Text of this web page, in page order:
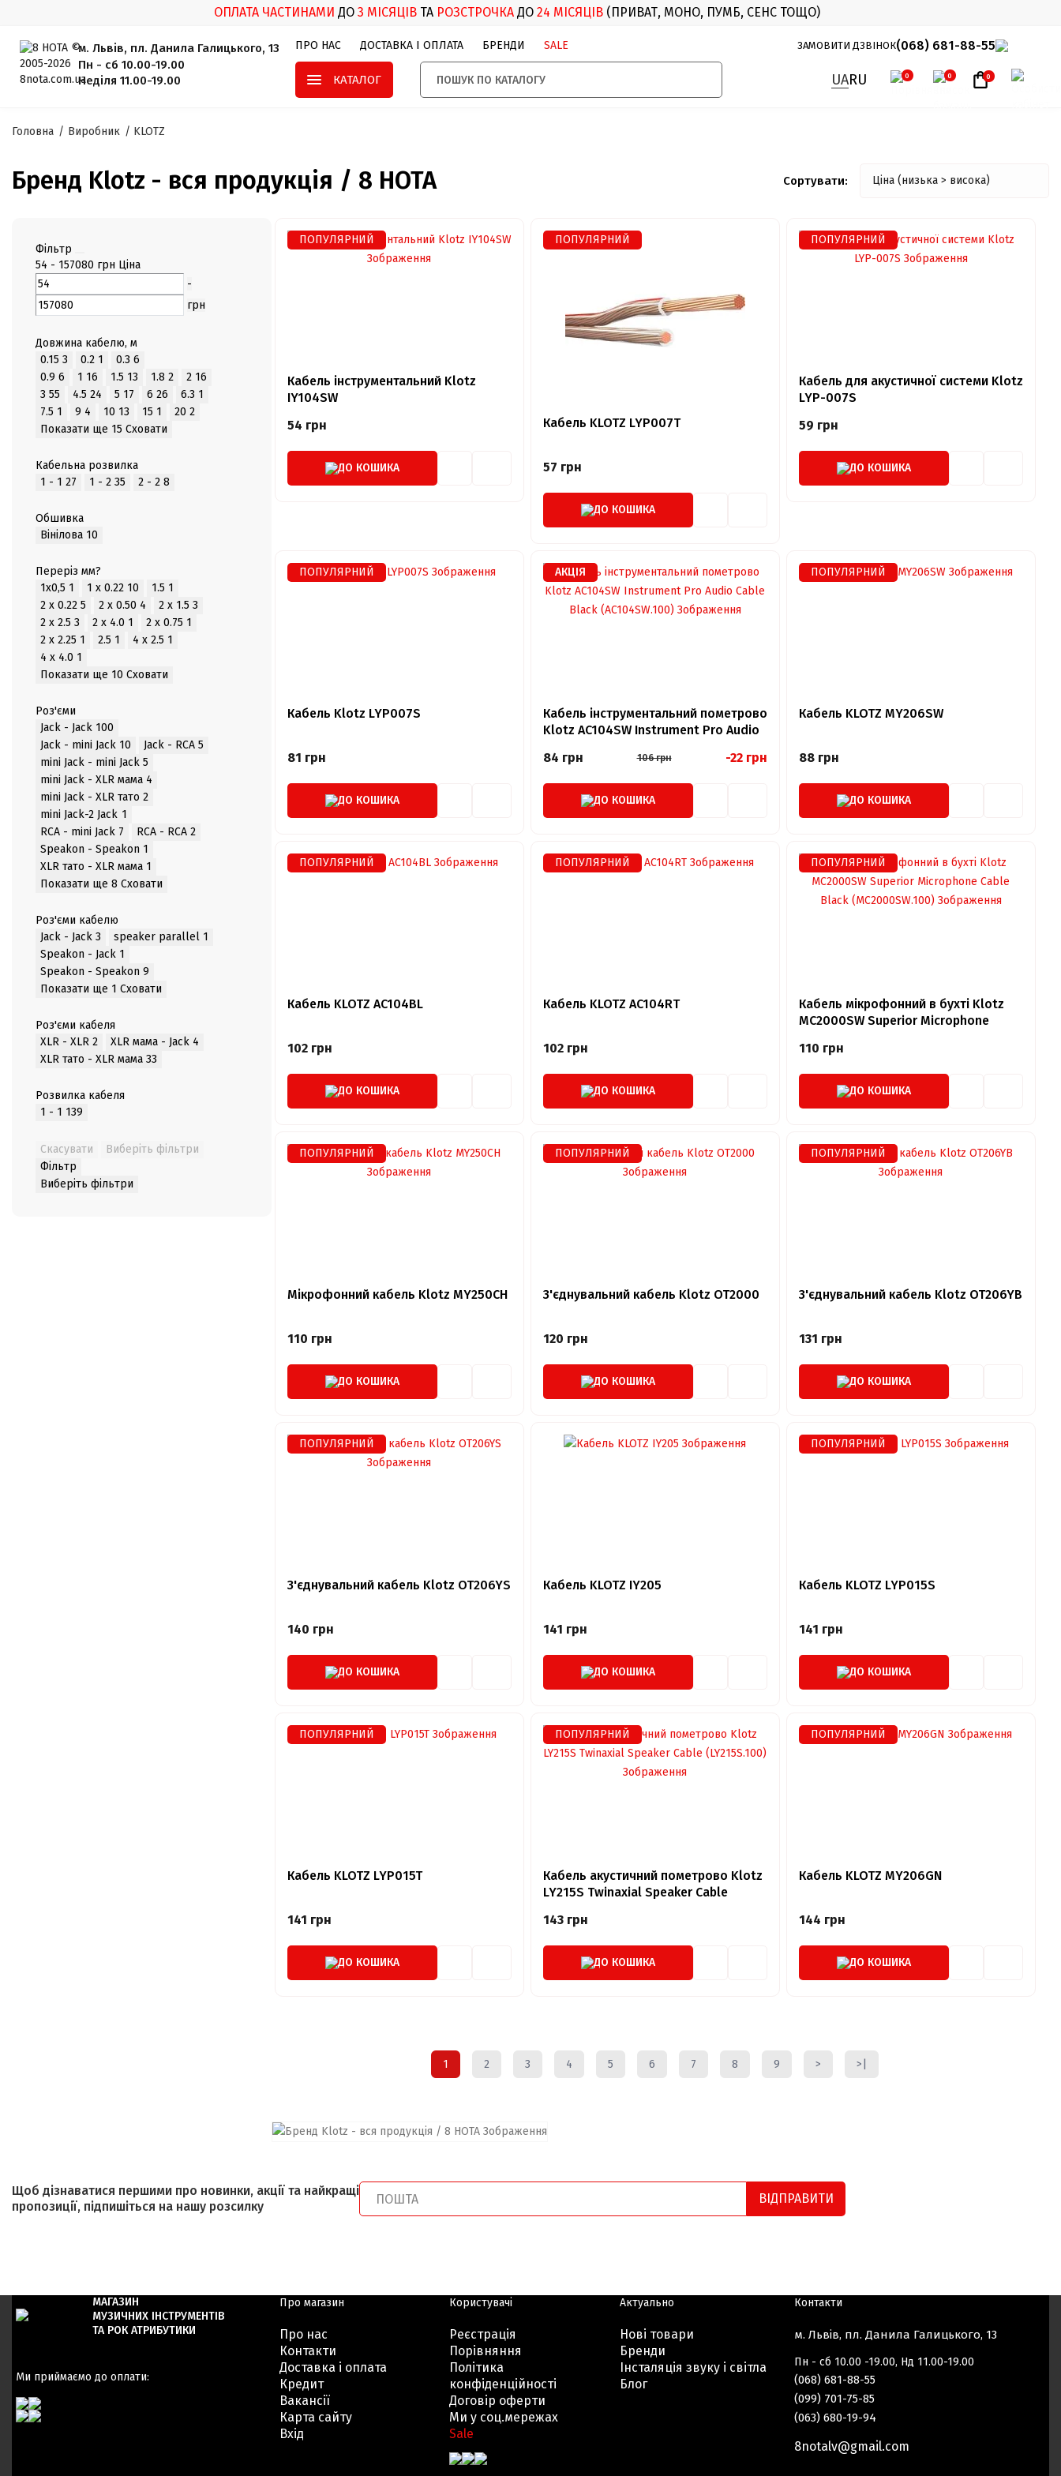
ОПЛАТА ЧАСТИНАМИ ДО 3 МІСЯЦІВ ТА РОЗСТРОЧКА ДО 24 МІСЯЦІВ (ПРИВАТ, МОНО, ПУМБ, СЕНС ТОЩО)
м. Львів, пл. Данила Галицького, 13
Пн - сб 10.00-19.00
Неділя 11.00-19.00
ПРО НАС ДОСТАВКА І ОПЛАТА БРЕНДИ SALE (068) 681-88-55
ЗАМОВИТИ ДЗВІНОК
КАТАЛОГ UARU 0 0 0
Головна Виробник KLOTZ
Бренд Klotz - вся продукція / 8 НОТА Сортувати:
Фільтр
54 - 157080 грн Ціна
-
грн
Довжина кабелю, м
0.15 3 0.2 1 0.3 6
0.9 6 1 16 1.5 13 1.8 2 2 16
3 55 4.5 24 5 17 6 26 6.3 1
7.5 1 9 4 10 13 15 1 20 2
Показати ще 15 Сховати
Кабельна розвилка
1 - 1 27 1 - 2 35 2 - 2 8
Обшивка
Вінілова 10
Переріз мм?
1х0,5 1 1 x 0.22 10 1.5 1
2 x 0.22 5 2 x 0.50 4 2 х 1.5 3
2 х 2.5 3 2 х 4.0 1 2 х 0.75 1
2 х 2.25 1 2.5 1 4 x 2.5 1
4 x 4.0 1
Показати ще 10 Сховати
Роз'єми
Jack - Jack 100
Jack - mini Jack 10 Jack - RCA 5
mini Jack - mini Jack 5
mini Jack - XLR мама 4
mini Jack - XLR тато 2
mini Jack-2 Jack 1
RCA - mini Jack 7 RCA - RCA 2
Speakon - Speakon 1
XLR тато - XLR мама 1
Показати ще 8 Сховати
Роз'єми кабелю
Jack - Jack 3 speaker parallel 1
Speakon - Jack 1
Speakon - Speakon 9
Показати ще 1 Сховати
Роз'єми кабеля
XLR - XLR 2 XLR мама - Jack 4
XLR тато - XLR мама 33
Розвилка кабеля
1 - 1 139
Скасувати
Виберіть фільтри
Фільтр
Виберіть фільтри
ПОПУЛЯРНИЙ
Кабель інструментальний Klotz
IY104SW
54 грн
ДО КОШИКА
ПОПУЛЯРНИЙ
Кабель KLOTZ LYP007T
57 грн
ДО КОШИКА
ПОПУЛЯРНИЙ
Кабель для акустичної системи Klotz
LYP-007S
59 грн
ДО КОШИКА
ПОПУЛЯРНИЙ
Кабель Klotz LYP007S
81 грн
ДО КОШИКА
АКЦІЯ
Кабель інструментальний пометрово
Klotz AC104SW Instrument Pro Audio
84 грн 106 грн -22 грн
ДО КОШИКА
ПОПУЛЯРНИЙ
Кабель KLOTZ MY206SW
88 грн
ДО КОШИКА
ПОПУЛЯРНИЙ
Кабель KLOTZ AC104BL
102 грн
ДО КОШИКА
ПОПУЛЯРНИЙ
Кабель KLOTZ AC104RT
102 грн
ДО КОШИКА
ПОПУЛЯРНИЙ
Кабель мікрофонний в бухті Klotz
MC2000SW Superior Microphone
110 грн
ДО КОШИКА
ПОПУЛЯРНИЙ
Мікрофонний кабель Klotz MY250CH
110 грн
ДО КОШИКА
ПОПУЛЯРНИЙ
З'єднувальний кабель Klotz OT2000
120 грн
ДО КОШИКА
ПОПУЛЯРНИЙ
З'єднувальний кабель Klotz OT206YB
131 грн
ДО КОШИКА
ПОПУЛЯРНИЙ
З'єднувальний кабель Klotz OT206YS
140 грн
ДО КОШИКА
Кабель KLOTZ IY205
141 грн
ДО КОШИКА
ПОПУЛЯРНИЙ
Кабель KLOTZ LYP015S
141 грн
ДО КОШИКА
ПОПУЛЯРНИЙ
Кабель KLOTZ LYP015T
141 грн
ДО КОШИКА
ПОПУЛЯРНИЙ
Кабель акустичний пометрово Klotz
LY215S Twinaxial Speaker Cable
143 грн
ДО КОШИКА
ПОПУЛЯРНИЙ
Кабель KLOTZ MY206GN
144 грн
ДО КОШИКА
1 2 3 4 5 6 7 8 9 > >|
Щоб дізнаватися першими про новинки, акції та найкращі
пропозиції, підпишіться на нашу розсилку
ВІДПРАВИТИ
МАГАЗИН
МУЗИЧНИХ ІНСТРУМЕНТІВ
ТА РОК АТРИБУТИКИ
Ми приймаємо до оплати:
Контакти
м. Львів, пл. Данила Галицького, 13
Пн - сб 10.00 -19.00, Нд 11.00-19.00
(068) 681-88-55
(099) 701-75-85
(063) 680-19-94
8notalv@gmail.com
Про магазин
Про нас
Контакти
Доставка і оплата
Кредит
Вакансії
Карта сайту
Вхід
Користувачі
Реєстрація
Порівняння
Політика
конфіденційності
Договір оферти
Ми у соц.мережах
Sale
Актуально
Нові товари
Бренди
Інсталяція звуку і світла
Блог